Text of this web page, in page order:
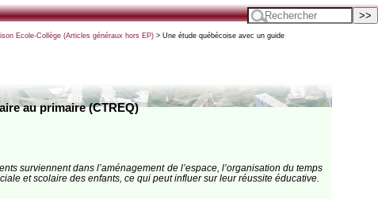
Ecole-Collège (Articles généraux hors EP)> Une étude québécoise avec un guide
au primaire (CTREQ)
surviennent dans l’aménagement de l’espace, l’organisation du temps
et scolaire des enfants, ce qui peut influer sur leur réussite éducative.